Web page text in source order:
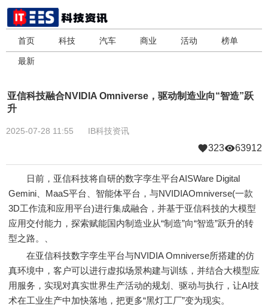
首页 科技 汽车 商业 活动 榜单
最新
亚信科技融合NVIDIA Omniverse，驱动制造业向“智造”跃
升
2025-07-28 11:55 IB科技资讯
323 63912
日前，亚信科技将自研的数字孪生平台AISWare Digital
Gemini、MaaS平台、智能体平台，与NVIDIAOmniverse(一款
3D工作流和应用平台)进行集成融合，并基于亚信科技的大模型
应用交付能力，探索赋能国内制造业从“制造”向“智造”跃升的转
型之路。、
在亚信科技数字孪生平台与NVIDIA Omniverse所搭建的仿
真环境中，客户可以进行虚拟场景构建与训练，并结合大模型应
用服务，实现对真实世界生产活动的规划、驱动与执行，让AI技
术在工业生产中加快落地，把更多“黑灯工厂”变为现实。